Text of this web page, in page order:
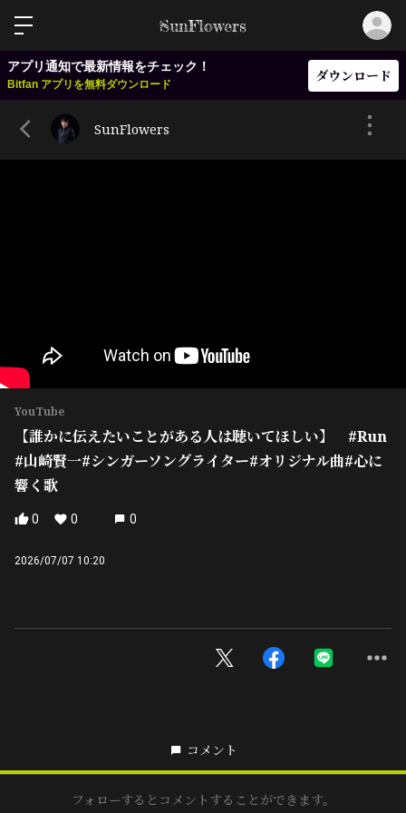
SunFlowers
アプリ通知で最新情報をチェック！
Bitfan アプリを無料ダウンロード
ダウンロード
SunFlowers
YouTube
【誰かに伝えたいことがある人は聴いてほしい】 #Run
#山崎賢一#シンガーソングライター#オリジナル曲#心に
響く歌
0 0 0
2026/07/07 10:20
コメント
フォローするとコメントすることができます。